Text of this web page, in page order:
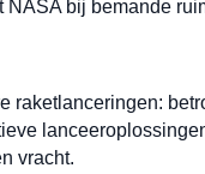
NASA bij bemande
raketlanceringen:
vracht.